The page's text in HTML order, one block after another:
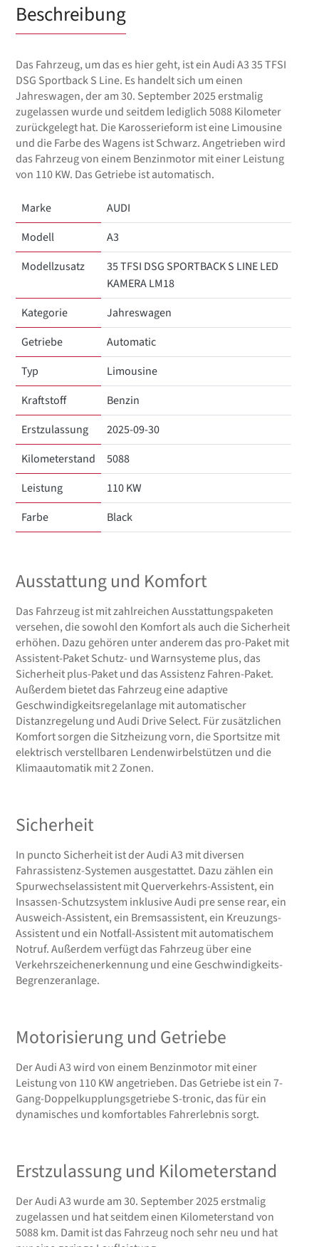
Beschreibung
Das Fahrzeug, um das es hier geht, ist ein Audi A3 35 TFSI
DSG Sportback S Line. Es handelt sich um einen
Jahreswagen, der am 30. September 2025 erstmalig
zugelassen wurde und seitdem lediglich 5088 Kilometer
zurückgelegt hat. Die Karosserieform ist eine Limousine
und die Farbe des Wagens ist Schwarz. Angetrieben wird
das Fahrzeug von einem Benzinmotor mit einer Leistung
von 110 KW. Das Getriebe ist automatisch.
Marke
AUDI
Modell
A3
Modellzusatz
35 TFSI DSG SPORTBACK S LINE LED
KAMERA LM18
Kategorie
Jahreswagen
Getriebe
Automatic
Typ
Limousine
Kraftstoff
Benzin
Erstzulassung
2025-09-30
Kilometerstand
5088
Leistung
110 KW
Farbe
Black
Ausstattung und Komfort
Das Fahrzeug ist mit zahlreichen Ausstattungspaketen
versehen, die sowohl den Komfort als auch die Sicherheit
erhöhen. Dazu gehören unter anderem das pro-Paket mit
Assistent-Paket Schutz- und Warnsysteme plus, das
Sicherheit plus-Paket und das Assistenz Fahren-Paket.
Außerdem bietet das Fahrzeug eine adaptive
Geschwindigkeitsregelanlage mit automatischer
Distanzregelung und Audi Drive Select. Für zusätzlichen
Komfort sorgen die Sitzheizung vorn, die Sportsitze mit
elektrisch verstellbaren Lendenwirbelstützen und die
Klimaautomatik mit 2 Zonen.
Sicherheit
In puncto Sicherheit ist der Audi A3 mit diversen
Fahrassistenz-Systemen ausgestattet. Dazu zählen ein
Spurwechselassistent mit Querverkehrs-Assistent, ein
Insassen-Schutzsystem inklusive Audi pre sense rear, ein
Ausweich-Assistent, ein Bremsassistent, ein Kreuzungs-
Assistent und ein Notfall-Assistent mit automatischem
Notruf. Außerdem verfügt das Fahrzeug über eine
Verkehrszeichenerkennung und eine Geschwindigkeits-
Begrenzeranlage.
Motorisierung und Getriebe
Der Audi A3 wird von einem Benzinmotor mit einer
Leistung von 110 KW angetrieben. Das Getriebe ist ein 7-
Gang-Doppelkupplungsgetriebe S-tronic, das für ein
dynamisches und komfortables Fahrerlebnis sorgt.
Erstzulassung und Kilometerstand
Der Audi A3 wurde am 30. September 2025 erstmalig
zugelassen und hat seitdem einen Kilometerstand von
5088 km. Damit ist das Fahrzeug noch sehr neu und hat